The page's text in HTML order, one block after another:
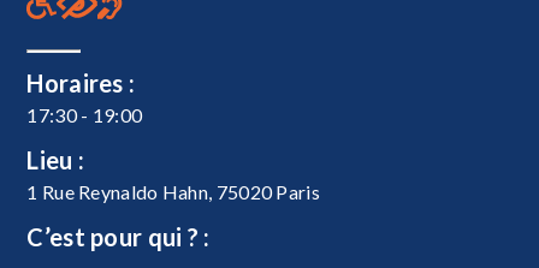
Horaires :
17:30 - 19:00
Lieu :
1 Rue Reynaldo Hahn, 75020 Paris
C’est pour qui ? :